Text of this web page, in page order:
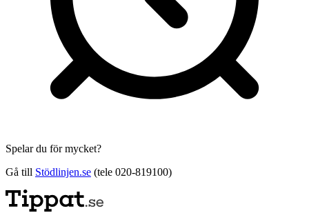
Spelar du för mycket?
Gå till Stödlinjen.se (tele 020-819100)